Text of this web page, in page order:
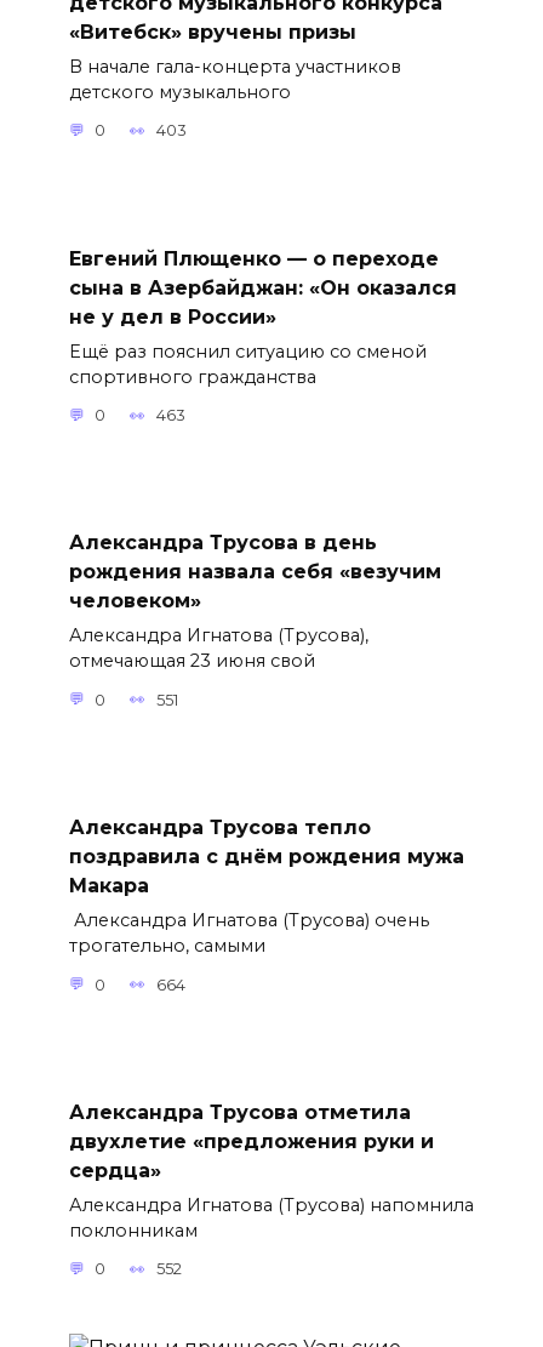
«Витебск» вручены призы
В начале гала-концерта участников
детского музыкального
0 403
Евгений Плющенко — о переходе
сына в Азербайджан: «Он оказался
не у дел в России»
Ещё раз пояснил ситуацию со сменой
спортивного гражданства
0 463
Александра Трусова в день
рождения назвала себя «везучим
человеком»
Александра Игнатова (Трусова),
отмечающая 23 июня свой
0 551
Александра Трусова тепло
поздравила с днём рождения мужа
Макара
Александра Игнатова (Трусова) очень
трогательно, самыми
0 664
Александра Трусова отметила
двухлетие «предложения руки и
сердца»
Александра Игнатова (Трусова) напомнила
поклонникам
0 552